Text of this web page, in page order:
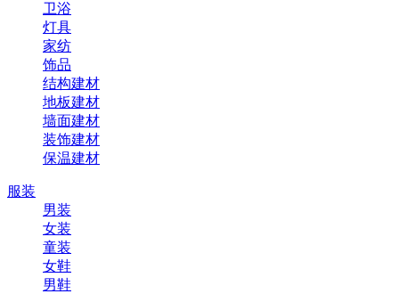
卫浴
灯具
家纺
饰品
结构建材
地板建材
墙面建材
装饰建材
保温建材
服装
男装
女装
童装
女鞋
男鞋